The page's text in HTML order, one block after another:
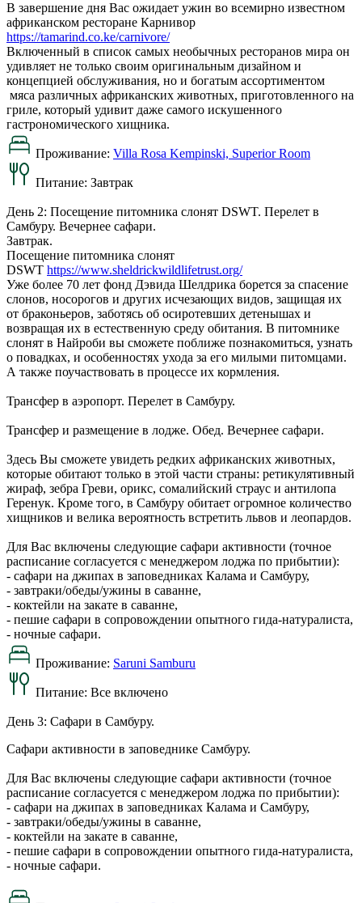
В завершение дня Вас ожидает ужин во всемирно известном
африканском ресторане Карнивор
https://tamarind.co.ke/carnivore/
Включенный в список самых необычных ресторанов мира он
удивляет не только своим оригинальным дизайном и
концепцией обслуживания, но и богатым ассортиментом
мяса различных африканских животных, приготовленного на
гриле, который удивит даже самого искушенного
гастрономического хищника.
Проживание: Villa Rosa Kempinski, Superior Room
Питание: Завтрак
День 2: Посещение питомника слонят DSWT. Перелет в
Самбуру. Вечернее сафари.
Завтрак.
Посещение питомника слонят
DSWT https://www.sheldrickwildlifetrust.org/
Уже более 70 лет фонд Дэвида Шелдрика борется за спасение
слонов, носорогов и других исчезающих видов, защищая их
от браконьеров, заботясь об осиротевших детенышах и
возвращая их в естественную среду обитания. В питомнике
слонят в Найроби вы сможете поближе познакомиться, узнать
о повадках, и особенностях ухода за его милыми питомцами.
А также поучаствовать в процессе их кормления.
Трансфер в аэропорт. Перелет в Самбуру.
Трансфер и размещение в лодже. Обед. Вечернее сафари.
Здесь Вы сможете увидеть редких африканских животных,
которые обитают только в этой части страны: ретикулятивный
жираф, зебра Греви, орикс, сомалийский страус и антилопа
Геренук. Кроме того, в Самбуру обитает огромное количество
хищников и велика вероятность встретить львов и леопардов.
Для Вас включены следующие сафари активности (точное
расписание согласуется с менеджером лоджа по прибытии):
- сафари на джипах в заповедниках Калама и Самбуру,
- завтраки/обеды/ужины в саванне,
- коктейли на закате в саванне,
- пешие сафари в сопровождении опытного гида-натуралиста,
- ночные сафари.
Проживание: Saruni Samburu
Питание: Все включено
День 3: Сафари в Самбуру.
Сафари активности в заповеднике Самбуру.
Для Вас включены следующие сафари активности (точное
расписание согласуется с менеджером лоджа по прибытии):
- сафари на джипах в заповедниках Калама и Самбуру,
- завтраки/обеды/ужины в саванне,
- коктейли на закате в саванне,
- пешие сафари в сопровождении опытного гида-натуралиста,
- ночные сафари.